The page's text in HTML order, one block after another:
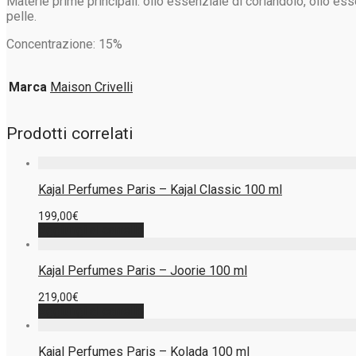
pelle.
Concentrazione: 15%
Marca Maison Crivelli
Prodotti correlati
Kajal Perfumes Paris – Kajal Classic 100 ml
199,00€
Kajal Perfumes Paris – Joorie 100 ml
219,00€
Kajal Perfumes Paris – Kolada 100 ml